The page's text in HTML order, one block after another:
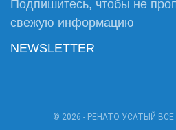
Подпишитесь, чтобы не
свежую информацию
NEWSLETTER
© 2026 - РЕНАТО УСАТЫЙ